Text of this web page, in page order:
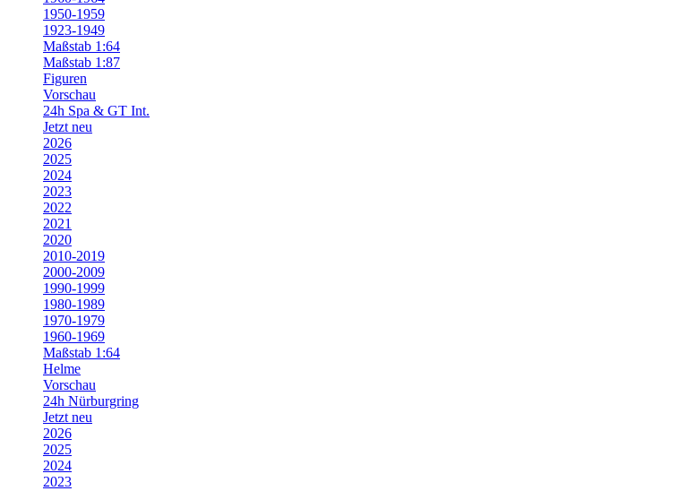
1950-1959
1923-1949
Maßstab 1:64
Maßstab 1:87
Figuren
Vorschau
24h Spa & GT Int.
Jetzt neu
2026
2025
2024
2023
2022
2021
2020
2010-2019
2000-2009
1990-1999
1980-1989
1970-1979
1960-1969
Maßstab 1:64
Helme
Vorschau
24h Nürburgring
Jetzt neu
2026
2025
2024
2023